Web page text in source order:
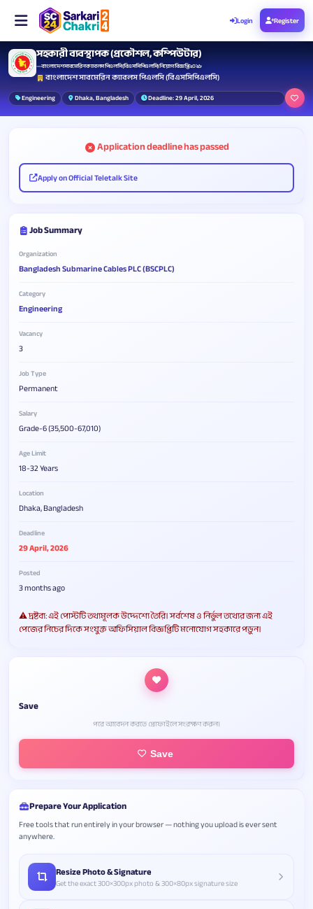
Login Register
সহকারী ব্যবস্থাপক (প্রকৌশল, কম্পিউটার)
— বাংলাদেশ সাবমেরিন ক্যাবলস পিএলসি (বিএসসিপিএলসি) নিয়োগ বিজ্ঞপ্তি ২০২৬
বাংলাদেশ সাবমেরিন ক্যাবলস পিএলসি (বিএসসিপিএলসি)
Engineering Dhaka, Bangladesh Deadline: 29 April, 2026
Application deadline has passed
Apply on Official Teletalk Site
Job Summary
Organization
Bangladesh Submarine Cables PLC (BSCPLC)
Category
Engineering
Vacancy
3
Job Type
Permanent
Salary
Grade-6 (35,500-67,010)
Age Limit
18-32 Years
Location
Dhaka, Bangladesh
Deadline
29 April, 2026
Posted
3 months ago
⚠️ দ্রষ্টব্য: এই পোস্টটি তথ্যমূলক উদ্দেশ্যে তৈরি। সর্বশেষ ও নির্ভুল তথ্যের জন্য এই
পেজের নিচের দিকে সংযুক্ত অফিসিয়াল বিজ্ঞপ্তিটি মনোযোগ সহকারে পড়ুন।
Save
পরে আবেদন করতে প্রোফাইলে সংরক্ষণ করুন।
Save
Prepare Your Application
Free tools that run entirely in your browser — nothing you upload is ever sent
anywhere.
Resize Photo & Signature
Get the exact 300×300px photo & 300×80px signature size